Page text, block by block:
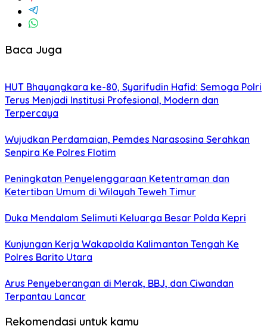
Baca Juga
HUT Bhayangkara ke-80, Syarifudin Hafid: Semoga Polri
Terus Menjadi Institusi Profesional, Modern dan
Terpercaya
Wujudkan Perdamaian, Pemdes Narasosina Serahkan
Senpira Ke Polres Flotim
Peningkatan Penyelenggaraan Ketentraman dan
Ketertiban Umum di Wilayah Teweh Timur
Duka Mendalam Selimuti Keluarga Besar Polda Kepri
Kunjungan Kerja Wakapolda Kalimantan Tengah Ke
Polres Barito Utara
Arus Penyeberangan di Merak, BBJ, dan Ciwandan
Terpantau Lancar
Rekomendasi untuk kamu